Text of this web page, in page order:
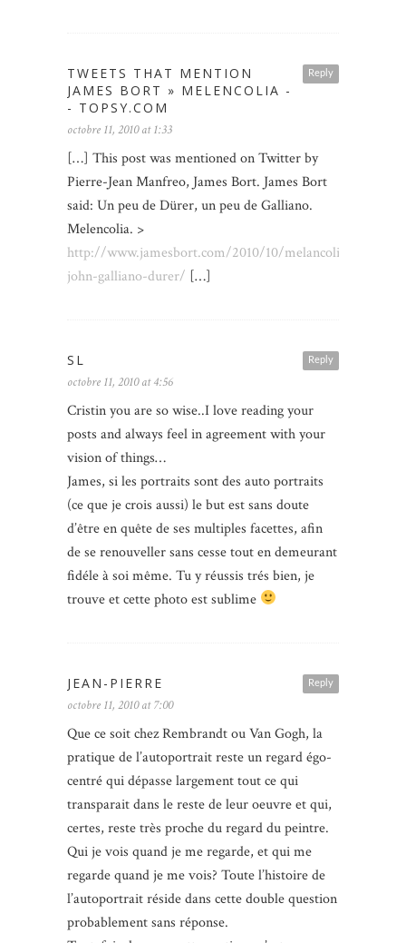
Reply
TWEETS THAT MENTION
JAMES BORT » MELENCOLIA -
- TOPSY.COM
octobre 11, 2010 at 1:33
[…] This post was mentioned on Twitter by
Pierre-Jean Manfreo, James Bort. James Bort
said: Un peu de Dürer, un peu de Galliano.
Melencolia. >
http://www.jamesbort.com/2010/10/melancolia-
john-galliano-durer/ […]
Reply
SL
octobre 11, 2010 at 4:56
Cristin you are so wise..I love reading your
posts and always feel in agreement with your
vision of things…
James, si les portraits sont des auto portraits
(ce que je crois aussi) le but est sans doute
d’être en quête de ses multiples facettes, afin
de se renouveller sans cesse tout en demeurant
fidéle à soi même. Tu y réussis trés bien, je
trouve et cette photo est sublime
Reply
JEAN-PIERRE
octobre 11, 2010 at 7:00
Que ce soit chez Rembrandt ou Van Gogh, la
pratique de l’autoportrait reste un regard égo-
centré qui dépasse largement tout ce qui
transparait dans le reste de leur oeuvre et qui,
certes, reste très proche du regard du peintre.
Qui je vois quand je me regarde, et qui me
regarde quand je me vois? Toute l’histoire de
l’autoportrait réside dans cette double question
probablement sans réponse.